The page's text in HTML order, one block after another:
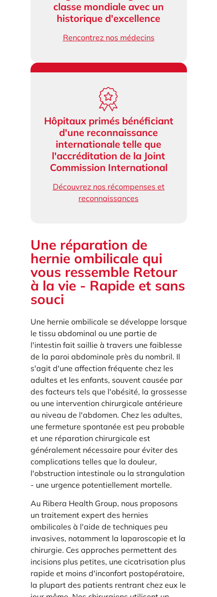
classe mondiale avec un
historique d'excellence
Rencontrez nos médecins
Hôpitaux primés bénéficiant
d'une reconnaissance
internationale telle que
l'accréditation de la Joint
Commission International
Découvrez nos récompenses et
reconnaissances
Une réparation de
hernie ombilicale qui
vous ressemble Retour
à la vie - Rapide et sans
souci
Une hernie ombilicale se développe lorsque
le tissu abdominal ou une partie de
l'intestin fait saillie à travers une faiblesse
de la paroi abdominale près du nombril. Il
s'agit d'une affection fréquente chez les
adultes et les enfants, souvent causée par
des facteurs tels que l'obésité, la grossesse
ou une intervention chirurgicale antérieure
au niveau de l'abdomen. Chez les adultes,
une fermeture spontanée est peu probable
et une réparation chirurgicale est
généralement nécessaire pour éviter des
complications telles que la douleur,
l'obstruction intestinale ou la strangulation
- une urgence potentiellement mortelle.
Au Ribera Health Group, nous proposons
un traitement expert des hernies
ombilicales à l'aide de techniques peu
invasives, notamment la laparoscopie et la
chirurgie. Ces approches permettent des
incisions plus petites, une cicatrisation plus
rapide et moins d'inconfort postopératoire,
la plupart des patients rentrant chez eux le